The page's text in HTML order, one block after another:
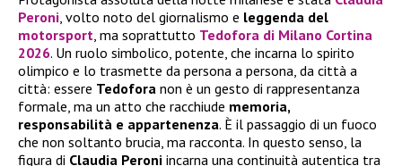
Peroni , volto noto del giornalismo e leggenda del
motorsport , ma soprattutto Tedofora di Milano Cortina
2026. Un ruolo simbolico, potente, che incarna lo spirito
olimpico e lo trasmette da persona a persona, da città a
città: essere Tedofora non è un gesto di rappresentanza
formale, ma un atto che racchiude memoria,
responsabilità e appartenenza. È il passaggio di un fuoco
che non soltanto brucia, ma racconta. In questo senso, la
figura di Claudia Peroni incarna una continuità autentica tra